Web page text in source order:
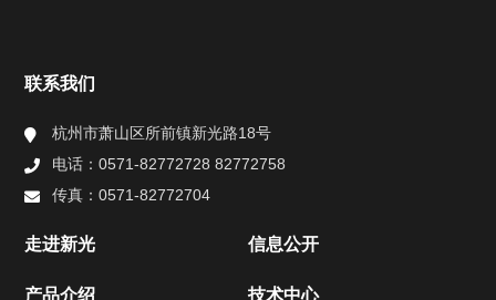
产品介绍
联系我们
杭州市萧山区所前镇新光路18号
电话：0571-82772728 82772758
传真：0571-82772704
走进新光 信息公开
产品介绍 技术中心